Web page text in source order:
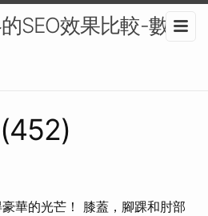
SEO效果比較-數位
華的光芒！ 膝蓋，腳踝和肘部